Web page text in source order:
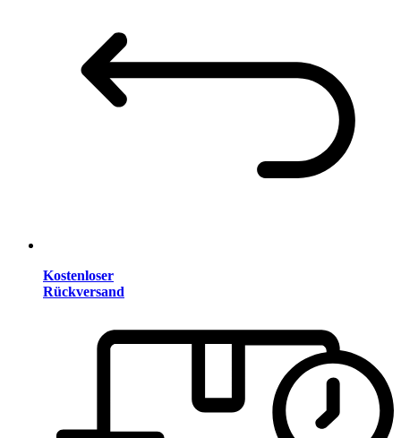
Kostenloser
Rückversand